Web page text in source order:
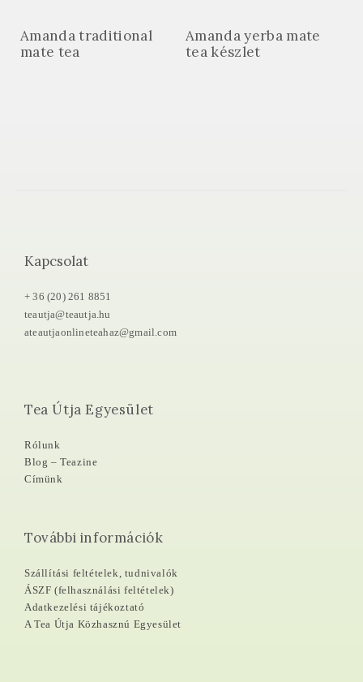
Amanda traditional
mate tea
Amanda yerba mate
tea készlet
Kapcsolat
+ 36 (20) 261 8851
teautja@teautja.hu
ateautjaonlineteahaz@gmail.com
Tea Útja Egyesület
Rólunk
Blog – Teazine
Címünk
További információk
Szállítási feltételek, tudnivalók
ÁSZF (felhasználási feltételek)
Adatkezelési tájékoztató
A Tea Útja Közhasznú Egyesület